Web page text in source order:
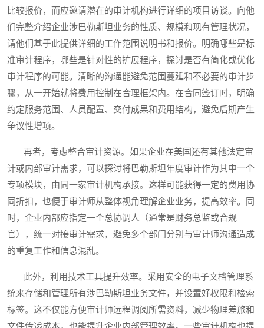
比较报价，而应邀请潜在的审计机构进行详细的项目访谈。向他
们完整介绍企业涉巴勒斯坦业务的性质、规模和现有管理状况，
请他们基于此提供详细的工作范围说明书和报价。明确哪些是标
准审计程序，哪些是针对性的扩展程序，探讨是否有简化或优化
审计程序的可能。清晰的沟通能避免范围蔓延和不必要的审计步
骤，从一开始就将费用控制在合理框架内。在合同签订时，明确
约定服务范围、人员配置、交付成果和费用结构，避免后期产生
争议性增项。
再者，考虑整合审计资源。如果企业在美国还有其他法定审
计或内部审计需求，可以探讨将巴勒斯坦年度审计作为其中一个
专项模块，由同一家审计机构承接。这样可能获得一定的费用协
同折扣，也便于审计师从整体视角理解企业业务，提高效率。同
时，企业内部应指定一个总协调人（通常是财务总监或合规
官），统一对接审计需求，避免多个部门分别与审计师沟通造成
的重复工作和信息混乱。
此外，利用技术工具提升效率。采用安全的电子文档管理系
统来存储和管理所有涉巴勒斯坦业务文件，并设置好权限和检索
标签。这不仅能方便审计师远程调阅所需资料，减少物理差旅和